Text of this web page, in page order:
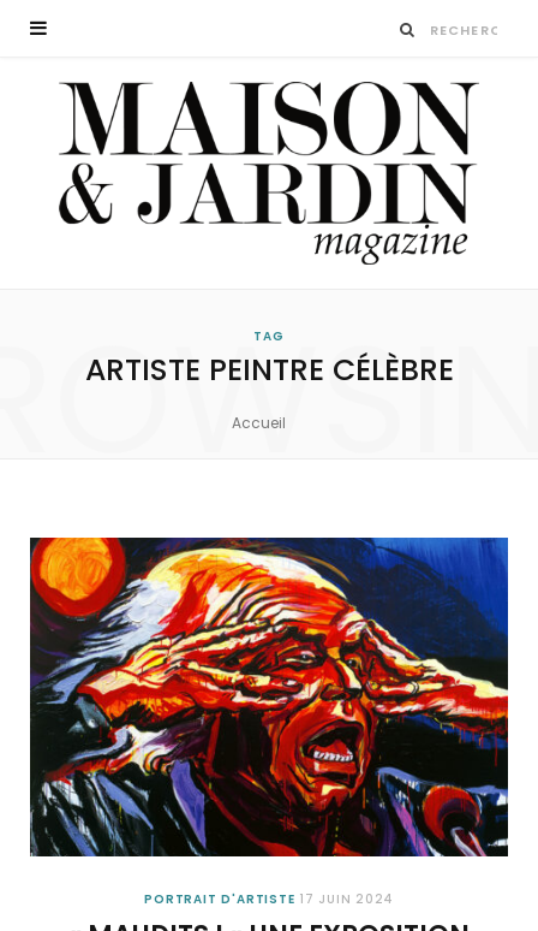
TAG
ARTISTE PEINTRE CÉLÈBRE
Accueil
PORTRAIT D'ARTISTE 17 JUIN 2024